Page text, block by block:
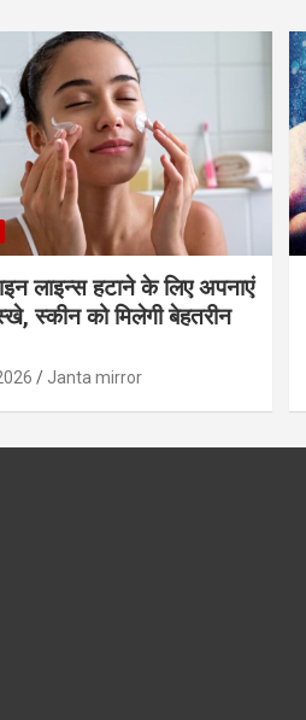
लाइन्स हटाने के लिए अपनाएं
स्कीन को मिलेगी बेहतरीन
Janta mirror